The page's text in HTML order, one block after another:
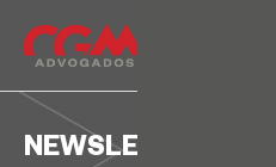
NEWSLETTER